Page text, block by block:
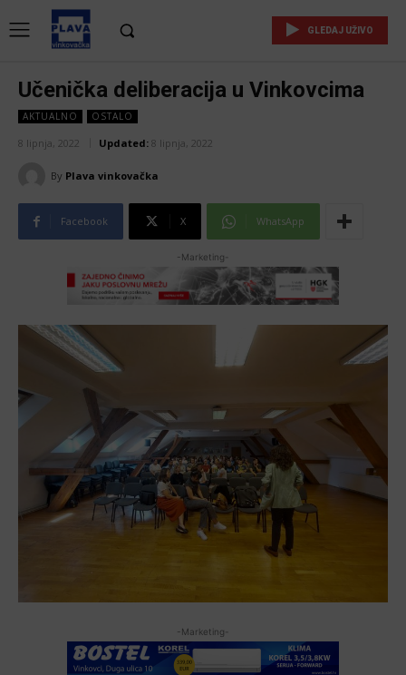
GLEDAJ UŽIVO
Učenička deliberacija u Vinkovcima
AKTUALNO OSTALO
8 lipnja, 2022 Updated: 8 lipnja, 2022
By Plava vinkovačka
Facebook X WhatsApp
-Marketing-
-Marketing-